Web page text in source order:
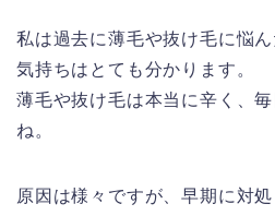
私は過去に薄毛や抜け毛に悩
気持ちはとても分かります。
薄毛や抜け毛は本当に辛く、
ね。
原因は様々ですが、早期に対